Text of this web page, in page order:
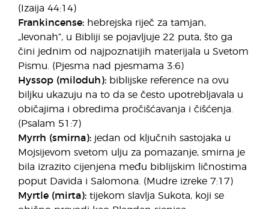
(Izaija 44:14)
Frankincense: hebrejska riječ za tamjan,
„levonah”, u Bibliji se pojavljuje 22 puta, što ga
čini jednim od najpoznatijih materijala u Svetom
Pismu. (Pjesma nad pjesmama 3:6)
Hyssop (miloduh): biblijske reference na ovu
biljku ukazuju na to da se često upotrebljavala u
običajima i obredima pročišćavanja i čišćenja.
(Psalam 51:7)
Myrrh (smirna): jedan od ključnih sastojaka u
Mojsijevom svetom ulju za pomazanje, smirna je
bila izrazito cijenjena među biblijskim ličnostima
poput Davida i Salomona. (Mudre izreke 7:17)
Myrtle (mirta): tijekom slavlja Sukota, koji se